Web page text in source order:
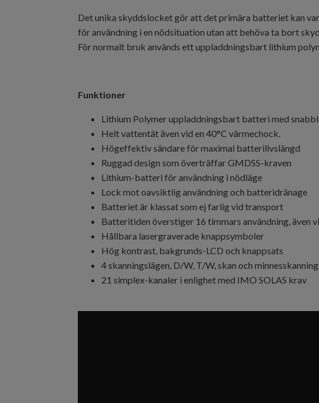
Det unika skyddslocket gör att det primära batteriet kan
för användning i en nödsituation utan att behöva ta bort
För normalt bruk används ett uppladdningsbart lithium
Funktioner
Lithium Polymer uppladdningsbart batteri med
Helt vattentät även vid en 40°C värmechock.
Högeffektiv sändare för maximal batterilivslängd
Ruggad design som överträffar GMDSS-kraven
Lithium-batteri för användning i nödläge
Lock mot oavsiktlig användning och batteridränage
Batteriet är klassat som ej farlig vid transport
Batteritiden överstiger 16 timmars användning, även
Hållbara lasergraverade knappsymboler
Hög kontrast, bakgrunds-LCD och knappsats
4 skanningslägen, D/W, T/W, skan och minnesskanning
21 simplex-kanaler i enlighet med IMO SOLAS krav